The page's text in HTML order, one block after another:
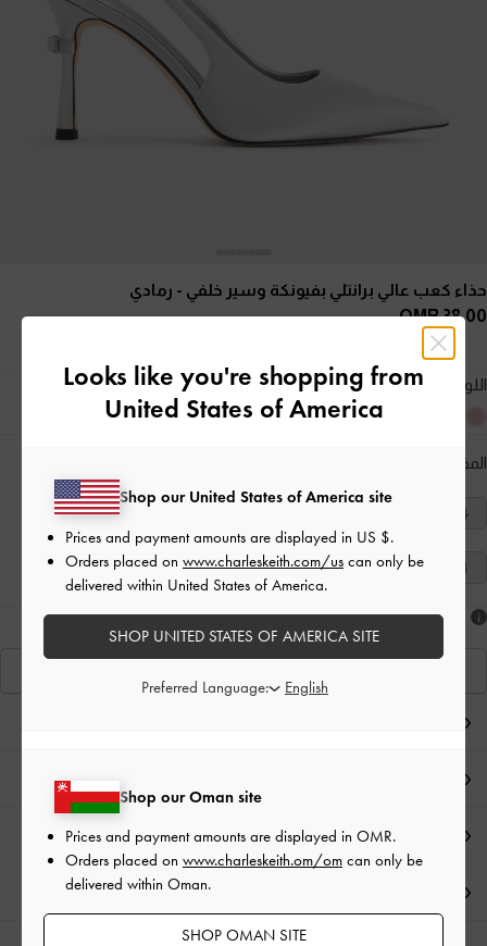
حذاء كعب عالي برانتلي بفيونكة وسير خلفي - رمادي
38.00 OMR
اللون: رمادي
المقاس:
34
40
41
هل أعجبكَ ما رأيت؟
العروض الحصرية
Looks like you're shopping from
United States of America
Shop our Oman site
Prices and payment amounts are displayed in OMR.
Orders placed on www.charleskeith.om/om can only be
delivered within Oman.
SHOP OMAN SITE
Shop our United States of America site
Prices and payment amounts are displayed in US $.
Orders placed on www.charleskeith.com/us can only be
delivered within United States of America.
SHOP UNITED STATES OF AMERICA SITE
Preferred Language: